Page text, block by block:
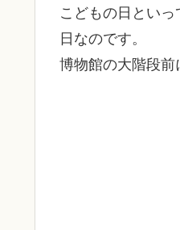
こどもの日とい
日なのです。
博物館の大階段前